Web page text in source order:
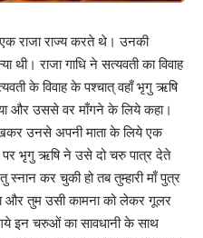
राजा राज्य करते थे। उनकी
थी। राजा गाधि ने सत्यवती का विवाह
के विवाह के पश्‍चात् वहाँ भृगु ऋषि
और उससे वर माँगने के लिये कहा।
उनसे अपनी माता के लिये एक
पर भृगु ऋषि ने उसे दो चरु पात्र देते
कर चुकी हो तब तुम्हारी माँ पुत्र
और तुम उसी कामना को लेकर गूलर
इन चरुओं का सावधानी के साथ